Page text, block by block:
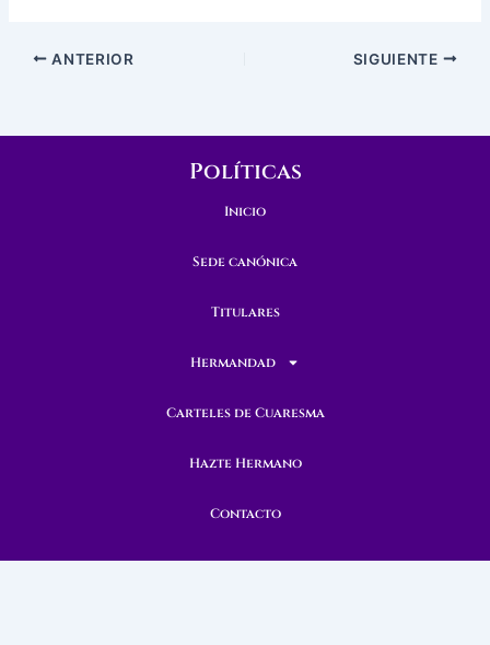
ANTERIOR SIGUIENTE
Políticas
Inicio
Sede canónica
Titulares
Hermandad
Carteles de Cuaresma
Hazte Hermano
Contacto